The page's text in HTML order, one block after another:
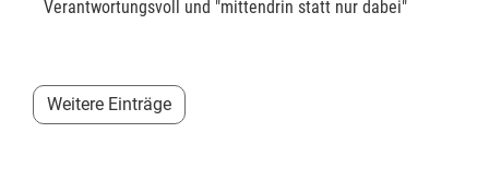
Verantwortungsvoll und "mittendrin statt nur dabei"
Weitere Einträge